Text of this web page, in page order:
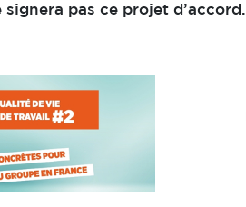
pas ce projet d’accord.